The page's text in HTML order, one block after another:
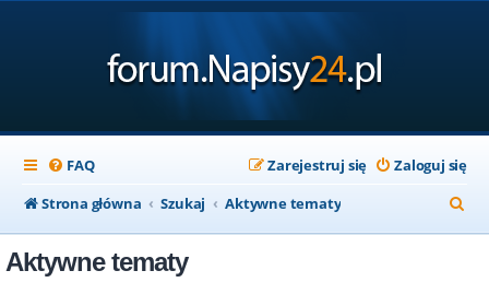
FAQ Zaloguj się
Zarejestruj się
Strona główna
Szukaj Aktywne tematy
z
Aktywne tematy